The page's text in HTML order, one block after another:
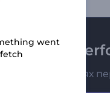
предложениях
went